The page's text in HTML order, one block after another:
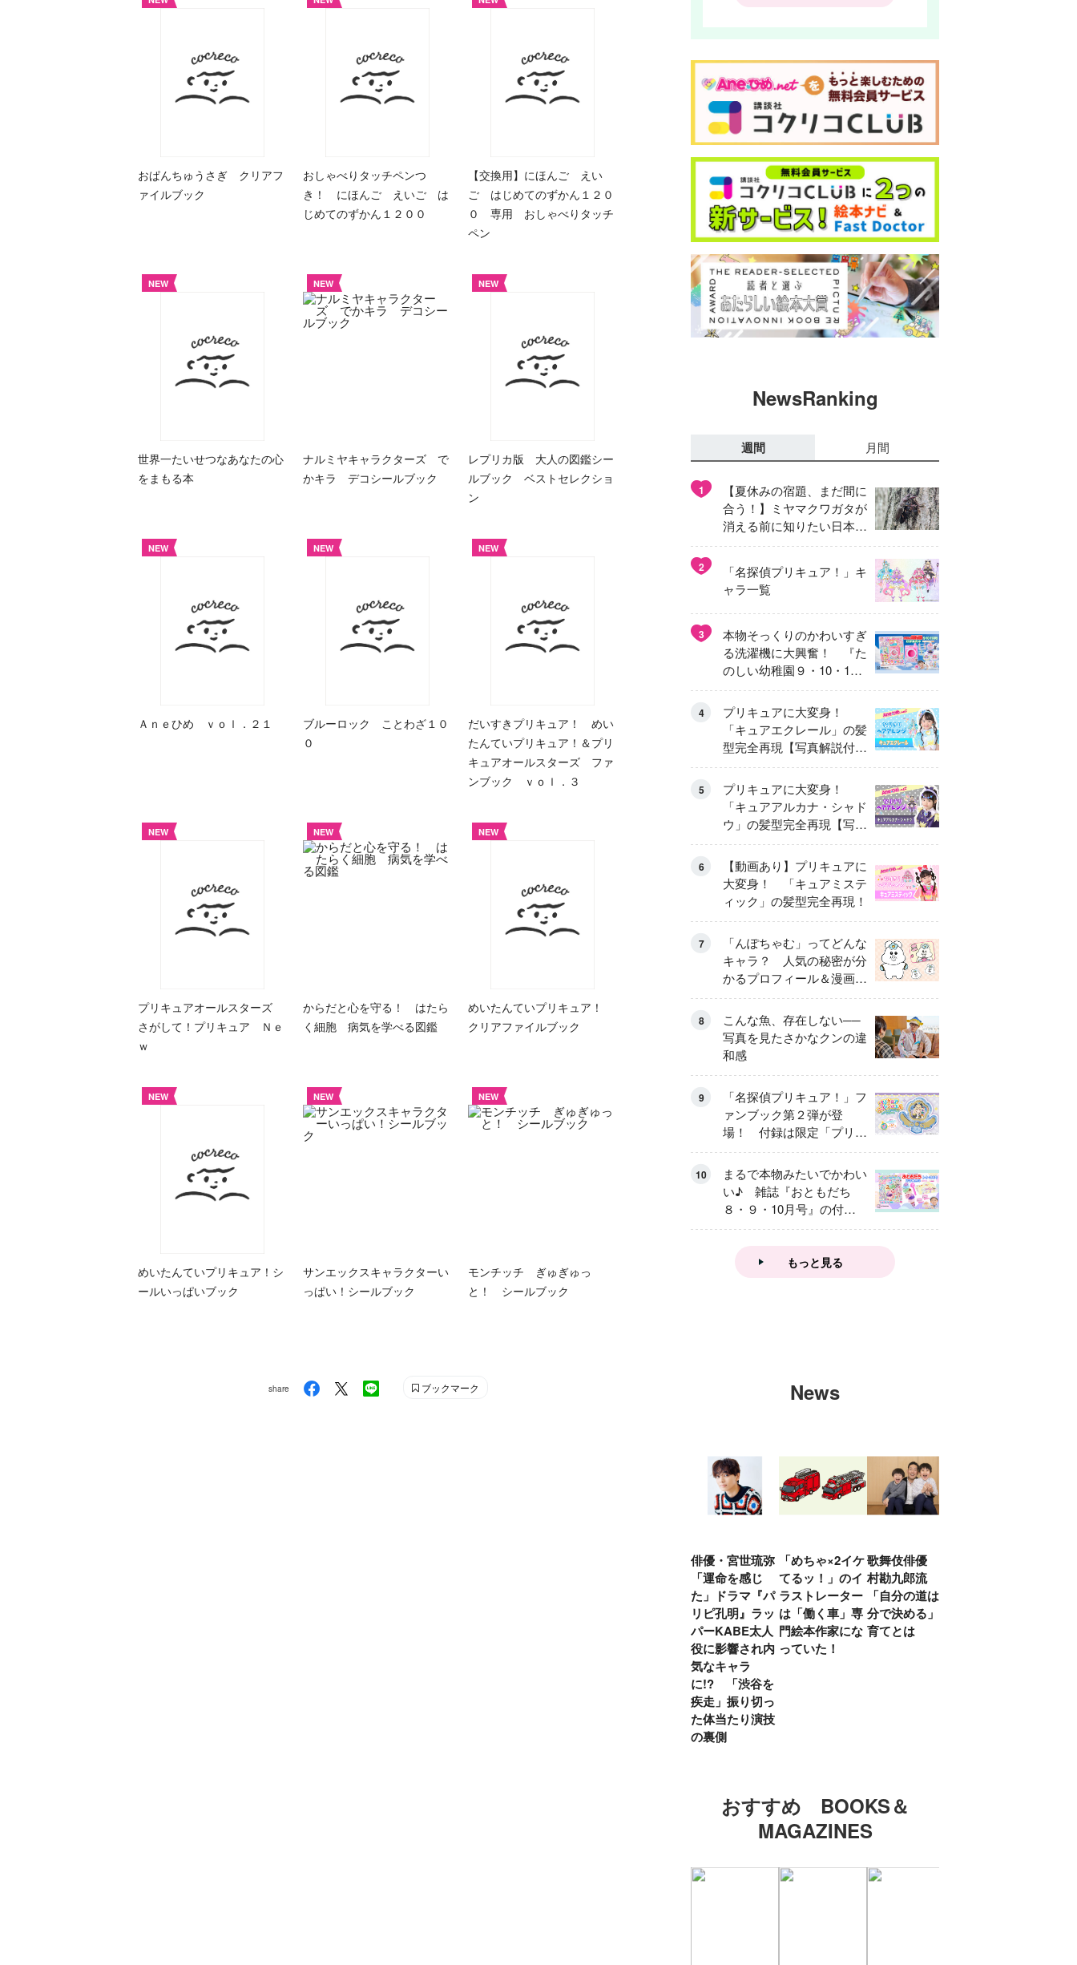
おぱんちゅうさぎ クリアフ
ァイルブック
おしゃべりタッチペンつ
き！ にほんご えいご は
じめてのずかん１２００
【交換用】にほんご えい
ご はじめてのずかん１２０
０ 専用 おしゃべりタッチ
ペン
NEW
世界一たいせつなあなたの心
をまもる本
NEW
ナルミヤキャラクターズ で
かキラ デコシールブック
NEW
レプリカ版 大人の図鑑シー
ルブック ベストセレクショ
ン
NEW
Ａｎｅひめ ｖｏｌ．２１
NEW
ブルーロック ことわざ１０
０
NEW
だいすきプリキュア！ めい
たんていプリキュア！＆プリ
キュアオールスターズ ファ
ンブック ｖｏｌ．３
NEW
プリキュアオールスターズ
さがして！プリキュア Ｎｅ
ｗ
NEW
からだと心を守る！ はたら
く細胞 病気を学べる図鑑
NEW
めいたんていプリキュア！
クリアファイルブック
NEW
めいたんていプリキュア！シ
ールいっぱいブック
NEW
サンエックスキャラクターい
っぱい！シールブック
NEW
モンチッチ ぎゅぎゅっ
と！ シールブック
share ブックマーク
NewsRanking
週間 月間
1
【夏休みの宿題、まだ間に
合う！】ミヤマクワガタが
消える前に知りたい日本の
異変
2
「名探偵プリキュア！」キ
ャラ一覧
3
本物そっくりのかわいすぎ
る洗濯機に大興奮！ 『た
のしい幼稚園９・10・11
月号』だけのオリジナル付
録「プリキュア くるくる
せんたくき」
4
プリキュアに大変身！
「キュアエクレール」の髪
型完全再現【写真解説付
き】
5
プリキュアに大変身！
「キュアアルカナ・シャド
ウ」の髪型完全再現【写真
解説付き】
6
【動画あり】プリキュアに
大変身！ 「キュアミステ
ィック」の髪型完全再現！
7
「んぽちゃむ」ってどんな
キャラ？ 人気の秘密が分
かるプロフィール＆漫画ま
とめ
8
こんな魚、存在しない──
写真を見たさかなクンの違
和感
9
「名探偵プリキュア！」フ
ァンブック第２弾が登
場！ 付録は限定「プリキ
ュアマコトジュエル キュ
アアルカナ・シャドウ ア
イスver.」 キュアエクレ
ールを大特集！
10
まるで本物みたいでかわい
い♪ 雑誌『おともだち
８・９・10月号』の付録
は『サーティワン アイス
もっと見る
News
俳優・宮世琉弥
「運命を感じ
た」ドラマ『パ
リピ孔明』ラッ
パーKABE太人
役に影響され内
気なキャラ
に!? 「渋谷を
疾走」振り切っ
た体当たり演技
の裏側
「めちゃ×2イケ
てるッ！」のイ
ラストレーター
は「働く車」専
門絵本作家にな
っていた！
歌舞伎俳優 中
村勘九郎流
「自分の道は自
分で決める」子
育てとは
おすすめ BOOKS＆
MAGAZINES